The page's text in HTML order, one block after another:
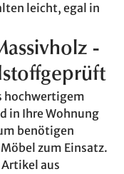
leicht, egal in
-
hochwertigem
in Ihre Wohnung
benötigen
zum Einsatz.
aus